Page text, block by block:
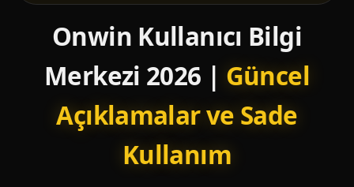
Onwin Kullanıcı Bilgi
Merkezi 2026 | Güncel
Açıklamalar ve Sade
Kullanım